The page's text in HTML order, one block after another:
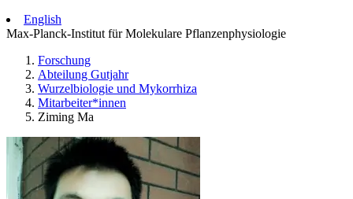
English
Max-Planck-Institut für Molekulare Pflanzenphysiologie
Forschung
Abteilung Gutjahr
Wurzelbiologie und Mykorrhiza
Mitarbeiter*innen
Ziming Ma